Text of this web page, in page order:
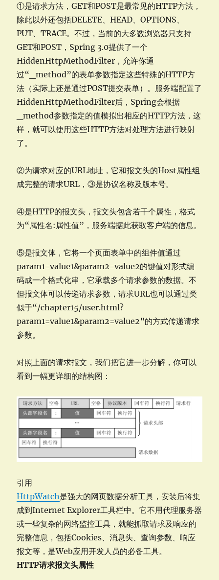
①是请求方法，GET和POST是最常见的HTTP方法，
除此以外还包括DELETE、HEAD、OPTIONS、
PUT、TRACE。不过，当前的大多数浏览器只支持
GET和POST，Spring 3.0提供了一个
HiddenHttpMethodFilter，允许你通
过“_method”的表单参数指定这些特殊的HTTP方
法（实际上还是通过POST提交表单）。服务端配置了
HiddenHttpMethodFilter后，Spring会根据
_method参数指定的值模拟出相应的HTTP方法，这
样，就可以使用这些HTTP方法对处理方法进行映射
了。
②为请求对应的URL地址，它和报文头的Host属性组
成完整的请求URL，③是协议名称及版本号。
④是HTTP的报文头，报文头包含若干个属性，格式
为“属性名:属性值”，服务端据此获取客户端的信息。
⑤是报文体，它将一个页面表单中的组件值通过
param1=value1&param2=value2的键值对形式编
码成一个格式化串，它承载多个请求参数的数据。不
但报文体可以传递请求参数，请求URL也可以通过类
似于“/chapter15/user.html?
param1=value1&param2=value2”的方式传递请求
参数。
对照上面的请求报文，我们把它进一步分解，你可以
看到一幅更详细的结构图：
引用
HttpWatch是强大的网页数据分析工具，安装后将集
成到Internet Explorer工具栏中。它不用代理服务器
或一些复杂的网络监控工具，就能抓取请求及响应的
完整信息，包括Cookies、消息头、查询参数、响应
报文等，是Web应用开发人员的必备工具。
HTTP请求报文头属性